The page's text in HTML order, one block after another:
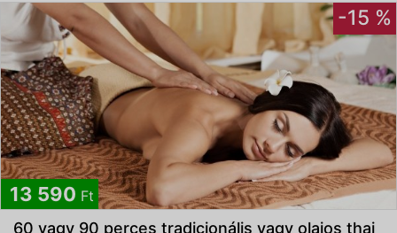
-15 %
13 590 Ft
60 vagy 90 perces tradicionális vagy olajos thai